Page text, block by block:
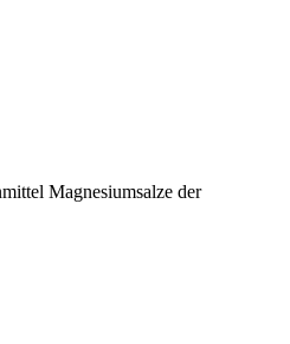
Magnesiumsalze der